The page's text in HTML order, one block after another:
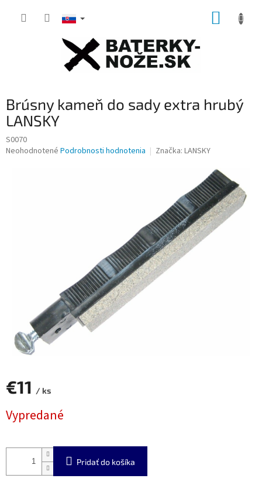
Brúsny kameň do sady extra hrubý
LANSKY
S0070
Priemerné
Neohodnotené Podrobnosti hodnotenia Značka: LANSKY
€11 / ks
cena:
Vypredané
Pridať do košíka